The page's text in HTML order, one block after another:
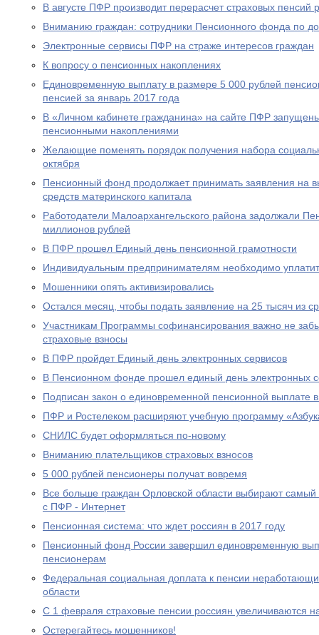
В августе ПФР производит перерасчет страховых
Вниманию граждан: сотрудники Пенсионного фонда по
Электронные сервисы ПФР на страже интересов граждан
К вопросу о пенсионных накоплениях
Единовременную выплату в размере 5 000 рублей
пенсией за январь 2017 года
В «Личном кабинете гражданина» на сайте ПФР
пенсионными накоплениями
Желающие поменять порядок получения набора
октября
Пенсионный фонд продолжает принимать заявления на
средств материнского капитала
Работодатели Малоархангельского района задолжали
миллионов рублей
В ПФР прошел Единый день пенсионной грамотности
Индивидуальным предпринимателям необходимо
Мошенники опять активизировались
Остался месяц, чтобы подать заявление на 25 тысяч из
Участникам Программы софинансирования важно не
страховые взносы
В ПФР пройдет Единый день электронных сервисов
В Пенсионном фонде прошел единый день электронных
Подписан закон о единовременной пенсионной выплате
ПФР и Ростелеком расширяют учебную программу
СНИЛС будет оформляться по-новому
Вниманию плательщиков страховых взносов
5 000 рублей пенсионеры получат вовремя
Все больше граждан Орловской области выбирают
с ПФР - Интернет
Пенсионная система: что ждет россиян в 2017 году
Пенсионный фонд России завершил единовременную
пенсионерам
Федеральная социальная доплата к пенсии
области
С 1 февраля страховые пенсии россиян увеличиваются
Остерегайтесь мошенников!